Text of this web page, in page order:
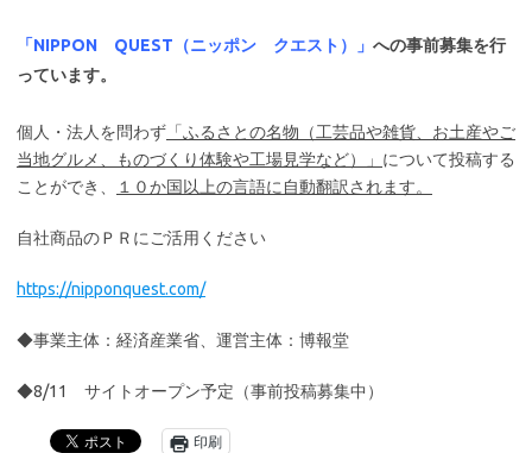
「NIPPON QUEST（ニッポン クエスト）」 への事前募集を行
っています。
個人・法人を問わず 「ふるさとの名物（工芸品や雑貨、お土産やご
当地グルメ、ものづくり体験や工場見学など）」 について投稿する
ことができ、
１０か国以上の言語に自動翻訳されます。
自社商品のＰＲにご活用ください
https://nipponquest.com/
◆事業主体：経済産業省、運営主体：博報堂
◆8/11 サイトオープン予定（事前投稿募集中）
印刷